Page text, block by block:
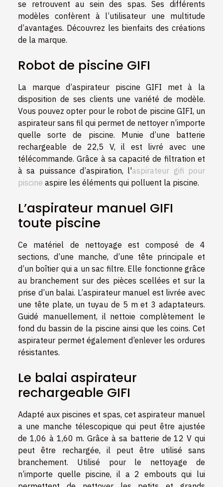
se retrouvent au sein des spas. Ses différents
modèles confèrent à l’utilisateur une multitude
d’avantages. Découvrez les bienfaits des créations
de la marque.
Robot de piscine GIFI
La marque d’aspirateur piscine GIFI met à la
disposition de ses clients une variété de modèle.
Vous pouvez opter pour le robot de piscine GIFI, un
aspirateur sans fil qui permet de nettoyer n’importe
quelle sorte de piscine. Munie d’une batterie
rechargeable de 22,5 V, il est livré avec une
télécommande. Grâce à sa capacité de filtration et
à sa puissance d’aspiration, l'aspirateur gifi pour
piscine aspire les éléments qui polluent la piscine.
L’aspirateur manuel GIFI
toute piscine
Ce matériel de nettoyage est composé de 4
sections, d’une manche, d’une tête principale et
d’un boîtier qui a un sac filtre. Elle fonctionne grâce
au branchement sur des pièces scellées et sur la
prise d’un balai. L’aspirateur manuel est livrée avec
une tête plate, un tuyau de 5 m et 3 adaptateurs.
Guidé manuellement, il nettoie complètement le
fond du bassin de la piscine ainsi que les coins. Cet
aspirateur permet également d’enlever les ordures
résistantes.
Le balai aspirateur
rechargeable GIFI
Adapté aux piscines et spas, cet aspirateur manuel
a une manche télescopique qui peut être ajustée
de 1,06 à 1,60 m. Grâce à sa batterie de 12 V qui
peut être rechargée, il peut être utilisé sans
branchement. Utilisé pour le nettoyage de
n’importe quelle piscine, il a 2 embouts qui lui